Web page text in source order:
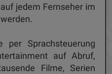
jedem Fernseher im
per Sprachsteuerung
auf Abruf,
Filme, Serien